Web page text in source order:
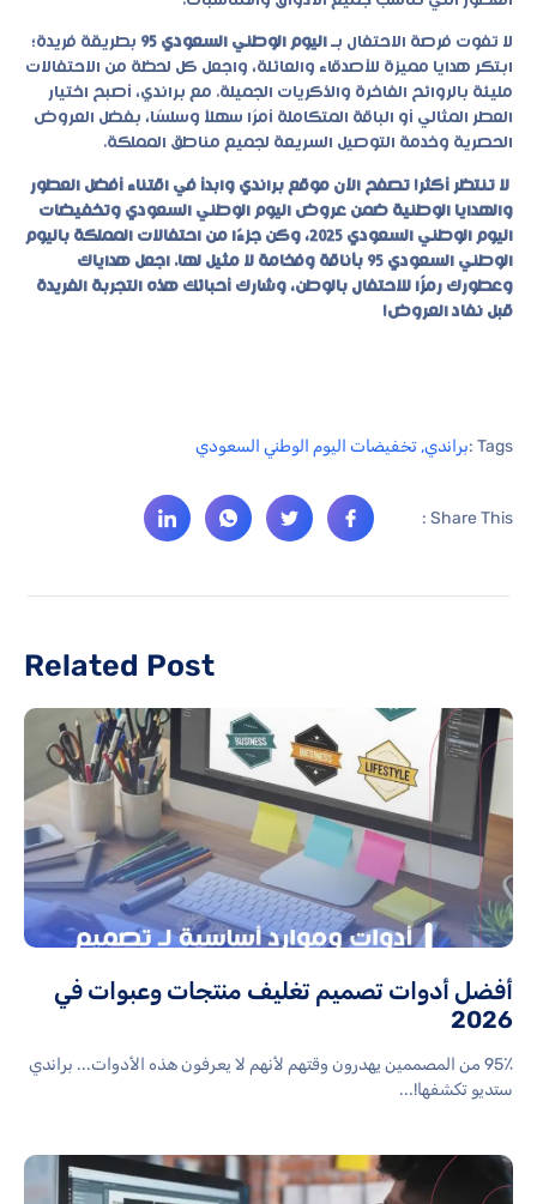
لا تفوت فرصة الاحتفال بـ اليوم الوطني السعودي 95
بطريقة فريدة؛
ابتكر هدايا مميزة للأصدقاء والعائلة، واجعل كل لحظة من الاحتفالات
مليئة بالروائح الفاخرة والذكريات الجميلة. مع براندي، أصبح اختيار
العطر المثالي أو الباقة المتكاملة أمرًا سهلاً وسلسًا، بفضل العروض
الحصرية وخدمة التوصيل السريعة لجميع مناطق المملكة.
لا تنتظر أكثر! تصفح الآن موقع براندي وابدأ في اقتناء أفضل العطور
والهدايا الوطنية ضمن عروض اليوم الوطني السعودي وتخفيضات
اليوم الوطني السعودي 2025، وكن جزءًا من احتفالات المملكة باليوم
الوطني السعودي 95 بأناقة وفخامة لا مثيل لها. اجعل هداياك
وعطورك رمزًا للاحتفال بالوطن، وشارك أحبائك هذه التجربة الفريدة
قبل نفاد العروض!
Tags : براندي, تخفيضات اليوم الوطني السعودي
Share This :
Related Post
أفضل أدوات تصميم تغليف منتجات وعبوات في
2026
95٪ من المصممين يهدرون وقتهم لأنهم لا يعرفون هذه الأدوات... براندي
ستديو تكشفها!...